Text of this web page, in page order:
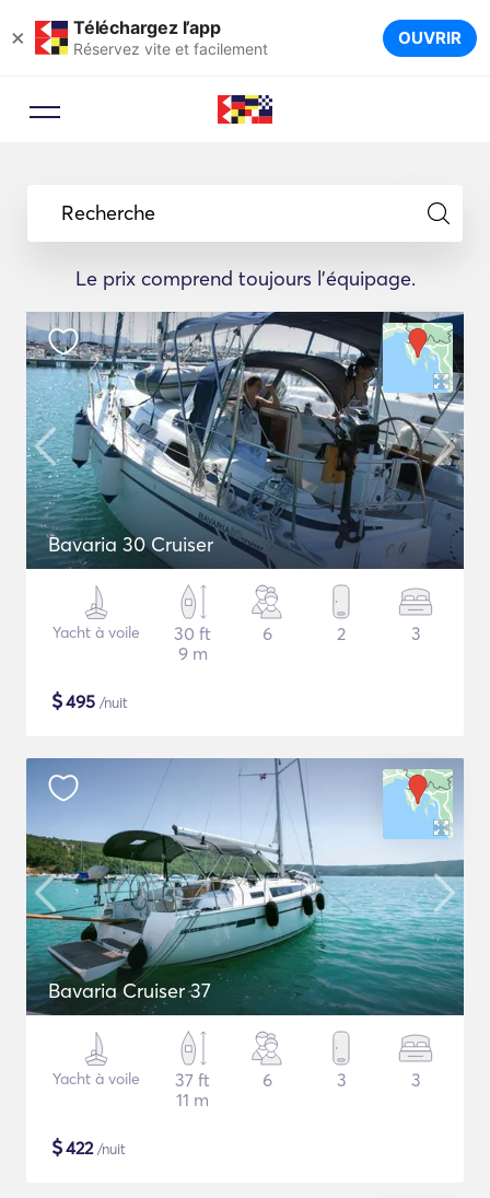
× Téléchargez l’app
Réservez vite et facilement OUVRIR
Recherche
Le prix comprend toujours l'équipage.
Bavaria 30 Cruiser
Yacht à voile
30 ft
9 m
6 2 3
$495 /nuit
Bavaria Cruiser 37
Yacht à voile
37 ft
11 m
6 3 3
$422/nuit